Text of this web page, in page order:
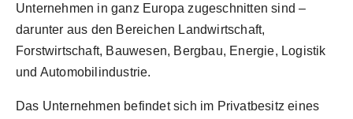
Unternehmen in ganz Europa zugeschnitten sind –
darunter aus den Bereichen Landwirtschaft,
Forstwirtschaft, Bauwesen, Bergbau, Energie, Logistik
und Automobilindustrie.
Das Unternehmen befindet sich im Privatbesitz eines